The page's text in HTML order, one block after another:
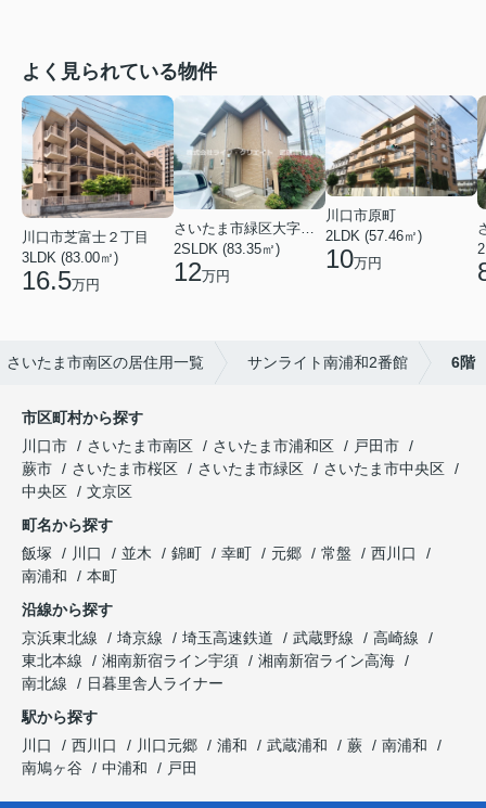
よく見られている物件
川口市芝富士２丁目
3LDK (83.00㎡)
16.5万円
さいたま市緑区大字三室
2SLDK (83.35㎡)
12万円
川口市原町
2LDK (57.46㎡)
10万円
さいたま市南区の居住用一覧 サンライト南浦和2番館 6階
市区町村から探す
川口市
さいたま市南区 さいたま市浦和区
戸田市
蕨市
さいたま市桜区 さいたま市緑区
さいたま市中央区
中央区
文京区
町名から探す
飯塚
川口 並木 錦町 幸町 元郷 常盤
西川口
南浦和
本町
沿線から探す
京浜東北線
埼京線 埼玉高速鉄道 武蔵野線
高崎線
東北本線
湘南新宿ライン宇須
湘南新宿ライン高海
南北線
日暮里舎人ライナー
駅から探す
川口
西川口 川口元郷 浦和 武蔵浦和 蕨
南浦和
南鳩ヶ谷
中浦和 戸田